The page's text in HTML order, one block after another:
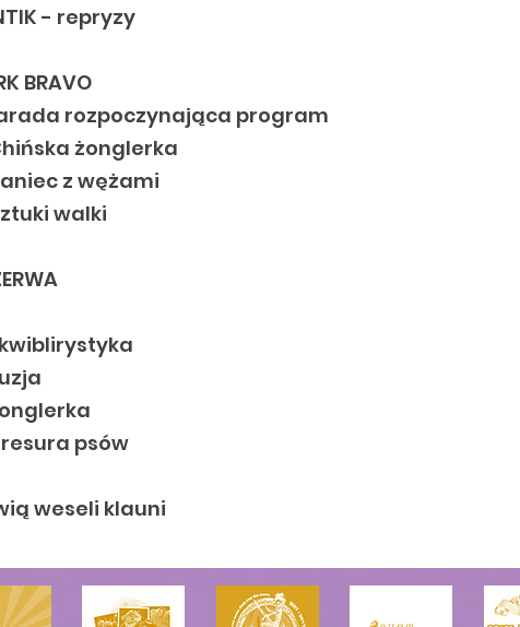
- repryzy
BRAVO
rozpoczynająca program
żonglerka
z wężami
walki
psów
weseli klauni